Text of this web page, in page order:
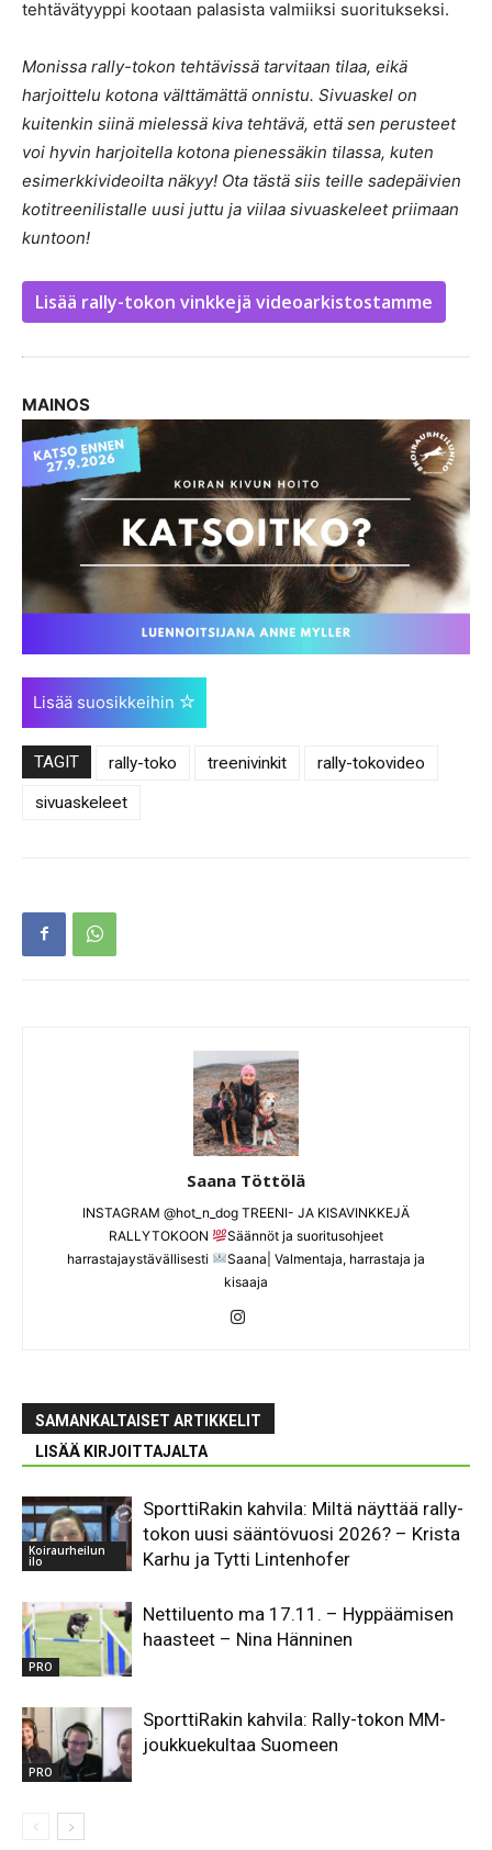
tehtävätyyppi kootaan palasista valmiiksi suoritukseksi.
Monissa rally-tokon tehtävissä tarvitaan tilaa, eikä
harjoittelu kotona välttämättä onnistu. Sivuaskel on
kuitenkin siinä mielessä kiva tehtävä, että sen perusteet
voi hyvin harjoitella kotona pienessäkin tilassa, kuten
esimerkkivideoilta näkyy! Ota tästä siis teille sadepäivien
kotitreenilistalle uusi juttu ja viilaa sivuaskeleet priimaan
kuntoon!
Lisää rally-tokon vinkkejä videoarkistostamme
MAINOS
Lisää suosikkeihin
TAGIT rally-toko treenivinkit
rally-tokovideo
sivuaskeleet
Saana Töttölä
INSTAGRAM @hot_n_dog TREENI- JA KISAVINKKEJÄ
RALLYTOKOON
Säännöt ja suoritusohjeet
harrastajaystävällisesti
Saana| Valmentaja, harrastaja ja
kisaaja
SAMANKALTAISET ARTIKKELIT
LISÄÄ KIRJOITTAJALTA
Koiraurheilun
ilo
SporttiRakin kahvila: Miltä näyttää rally-
tokon uusi sääntövuosi 2026? – Krista
Karhu ja Tytti Lintenhofer
PRO
Nettiluento ma 17.11. – Hyppäämisen
haasteet – Nina Hänninen
PRO
SporttiRakin kahvila: Rally-tokon MM-
joukkuekultaa Suomeen